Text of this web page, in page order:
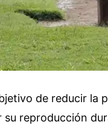
de reducir la
su reproducción